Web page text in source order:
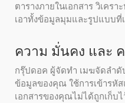
ตารางภายในเอกสาร วิเคร
เอาทั้งข้อมูลมุมและรูปแบบที่
ความ มั่นคง และ
กรุ๊ปดอค ผู้จัดทํา เมฆจัดลํา
ข้อมูลของคุณ ใช้การเข้ารหัส
เอกสารของคุณไม่ได้ถูกเก็บไ